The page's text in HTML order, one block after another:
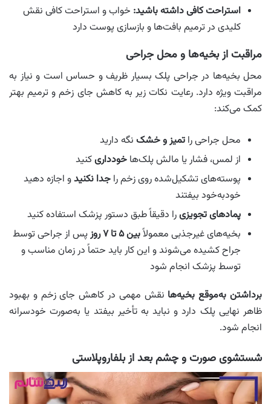
استراحت کافی داشته باشید: خواب و استراحت کافی نقش
کلیدی در ترمیم بافت‌ها و بازسازی پوست دارد
مراقبت از بخیه‌ها و محل جراحی
محل بخیه‌ها در جراحی پلک بسیار ظریف و حساس است و نیاز به
مراقبت ویژه دارد. رعایت نکات زیر به کاهش جای زخم و ترمیم بهتر
کمک می‌کند:
محل جراحی را تمیز و خشک نگه دارید
از لمس، فشار یا مالش پلک‌ها خودداریکنید
پوسته‌های تشکیل‌شده روی زخم را جدا نکنیدو اجازه دهید
خودبه‌خود بیفتند
پمادهای تجویزیرا دقیقاً طبق دستور پزشک استفاده کنید
بخیه‌های غیرجذبی معمولاًبین ۵ تا ۷ روز
پس از جراحی توسط
جراح کشیده می‌شوند و این کار باید حتماً در زمان مناسب و
توسط پزشک انجام شود
برداشتن به‌موقع بخیه‌ها نقش مهمی در کاهش جای زخم و بهبود
ظاهر نهایی پلک دارد و نباید به تأخیر بیفتد یا به‌صورت خودسرانه
انجام شود.
شستشوی صورت و چشم بعد از بلفاروپلاستی